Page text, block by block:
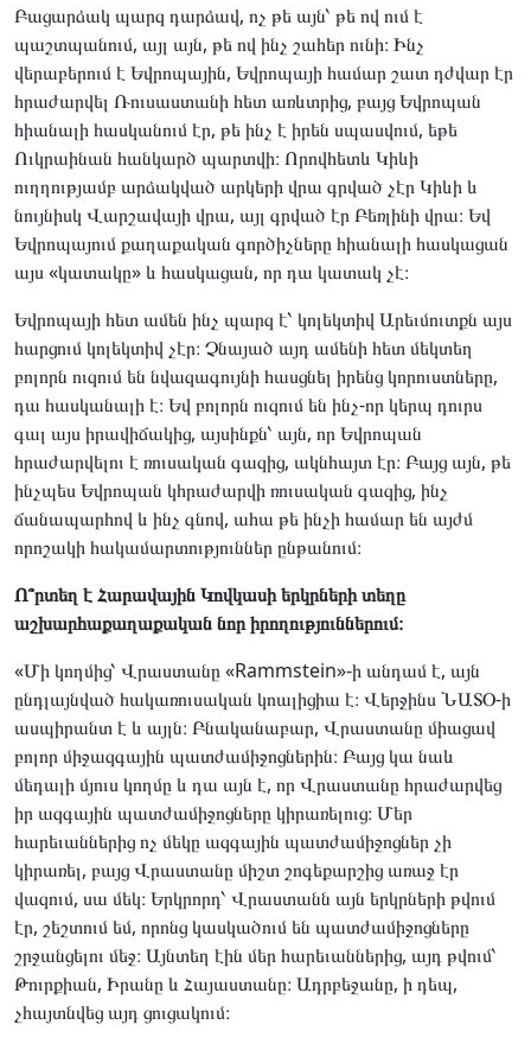
Բացարձակ պարզ դարձավ, ոչ թե այն՝ թե ով ում է
պաշտպանում, այլ այն, թե ով ինչ շահեր ունի։ Ինչ
վերաբերում է Եվրոպային, Եվրոպայի համար շատ դժվար էր
հրաժարվել Ռուսաստանի հետ առևտրից, բայց Եվրոպան
հիանալի հասկանում էր, թե ինչ է իրեն սպասվում, եթե
Ուկրաինան հանկարծ պարտվի։ Որովհետև Կիևի
ուղղությամբ արձակված արկերի վրա գրված չէր Կիևի և
նույնիսկ Վարշավայի վրա, այլ գրված էր Բեռլինի վրա։ Եվ
Եվրոպայում քաղաքական գործիչները հիանալի հասկացան
այս «կատակը» և հասկացան, որ դա կատակ չէ։
Եվրոպայի հետ ամեն ինչ պարզ է՝ կոլեկտիվ Արեւմուտքն այս
հարցում կոլեկտիվ չէր։ Չնայած այդ ամենի հետ մեկտեղ
բոլորն ուզում են նվազագույնի հասցնել իրենց կորուստները,
դա հասկանալի է։ Եվ բոլորն ուզում են ինչ-որ կերպ դուրս
գալ այս իրավիճակից, այսինքն՝ այն, որ Եվրոպան
հրաժարվելու է ռուսական գազից, ակնհայտ էր։ Բայց այն, թե
ինչպես Եվրոպան կհրաժարվի ռուսական գազից, ինչ
ճանապարհով և ինչ գնով, ահա թե ինչի համար են այժմ
որոշակի հակամարտություններ ընթանում։
Ո՞րտեղ է Հարավային Կովկասի երկրների տեղը
աշխարհաքաղաքական նոր իրողություններում։
«Մի կողմից՝ Վրաստանը «Rammstein»-ի անդամ է, այն
ընդլայնված հակառուսական կոալիցիա է։ Վերջինս ՆԱՏՕ-ի
ասպիրանտ է և այլն։ Բնականաբար, Վրաստանը միացավ
բոլոր միջազգային պատժամիջոցներին։ Բայց կա նաև
մեդալի մյուս կողմը և դա այն է, որ Վրաստանը հրաժարվեց
իր ազգային պատժամիջոցները կիրառելուց։ Մեր
հարեւաններից ոչ մեկը ազգային պատժամիջոցներ չի
կիրառել, բայց Վրաստանը միշտ շոգեքարշից առաջ էր
վազում, սա մեկ։ Երկրորդ՝ Վրաստանն այն երկրների թվում
էր, շեշտում եմ, որոնց կասկածում են պատժամիջոցները
շրջանցելու մեջ։ Այնտեղ էին մեր հարեւաններից, այդ թվում՝
Թուրքիան, Իրանը և Հայաստանը։ Ադրբեջանը, ի դեպ,
չհայտնվեց այդ ցուցակում։